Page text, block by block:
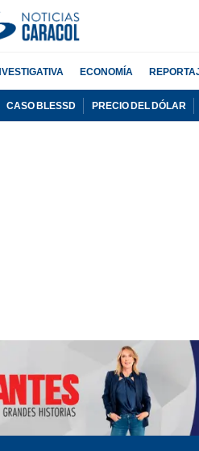
ECONOMÍA
CASO BLESSD PRECIO DEL DÓLAR